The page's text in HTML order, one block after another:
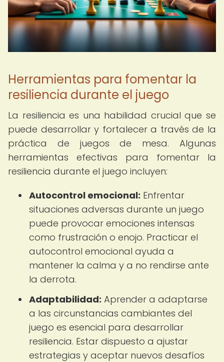
Herramientas para fomentar la
resiliencia durante el juego
La resiliencia es una habilidad crucial que se
puede desarrollar y fortalecer a través de la
práctica de juegos de mesa. Algunas
herramientas efectivas para fomentar la
resiliencia durante el juego incluyen:
Autocontrol emocional: Enfrentar
situaciones adversas durante un juego
puede provocar emociones intensas
como frustración o enojo. Practicar el
autocontrol emocional ayuda a
mantener la calma y a no rendirse ante
la derrota.
Adaptabilidad: Aprender a adaptarse
a las circunstancias cambiantes del
juego es esencial para desarrollar
resiliencia. Estar dispuesto a ajustar
estrategias y aceptar nuevos desafíos